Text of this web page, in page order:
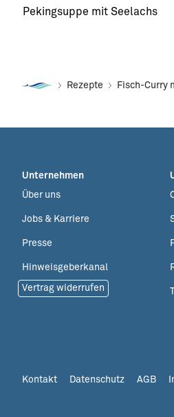
Pekingsuppe mit Seelachs
Rezepte Fisch-Curry
Unternehmen
Über uns
Jobs & Karriere
Presse
Hinweisgeberkanal
Vertrag widerrufen
Kontakt Datenschutz AGB